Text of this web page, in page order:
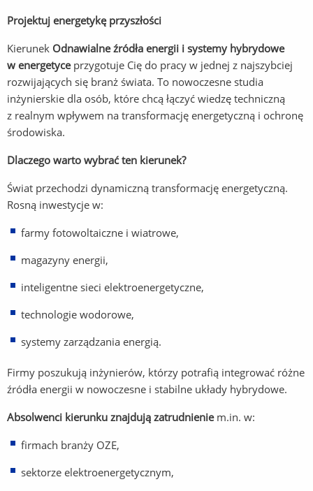
Projektuj energetykę przyszłości
Kierunek Odnawialne źródła energii i systemy hybrydowe
w energetyceprzygotuje Cię do pracy w jednej z najszybciej
rozwijających się branż świata. To nowoczesne studia
inżynierskie dla osób, które chcą łączyć wiedzę techniczną
z realnym wpływem na transformację energetyczną i ochronę
środowiska.
Dlaczego warto wybrać ten kierunek?
Świat przechodzi dynamiczną transformację energetyczną.
Rosną inwestycje w:
farmy fotowoltaiczne i wiatrowe,
magazyny energii,
inteligentne sieci elektroenergetyczne,
technologie wodorowe,
systemy zarządzania energią.
Firmy poszukują inżynierów, którzy potrafią integrować różne
źródła energii w nowoczesne i stabilne układy hybrydowe.
Absolwenci kierunku znajdują zatrudnieniem.in. w:
firmach branży OZE,
sektorze elektroenergetycznym,